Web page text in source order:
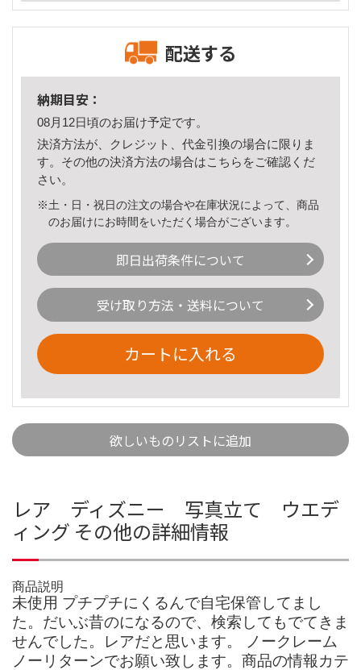
配送する
納期目安：
08月12日頃のお届け予定です。
決済方法が、クレジット、代金引換の場合に限りま
す。その他の決済方法の場合はこちら をご確認くだ
さい。
※土・日・祝日の注文の場合や在庫状況によって、商品
のお届けにお時間をいただく場合がございます。
即日出荷条件について
受け取り方法・送料について
カートに入れる
欲しいものリストに追加
レア ディズニー 写真立て ウエデ
ィング その他の詳細情報
商品説明
未使用 プチプチにくるんで自宅保管してまし
た。だいぶ昔のになるので、検索してもでてきま
せんでした。レアだと思います。 ノークレーム
ノーリターンでお願い致します。商品の情報カテ